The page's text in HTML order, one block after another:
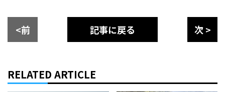
<前 記事に戻る 次 >
RELATED ARTICLE